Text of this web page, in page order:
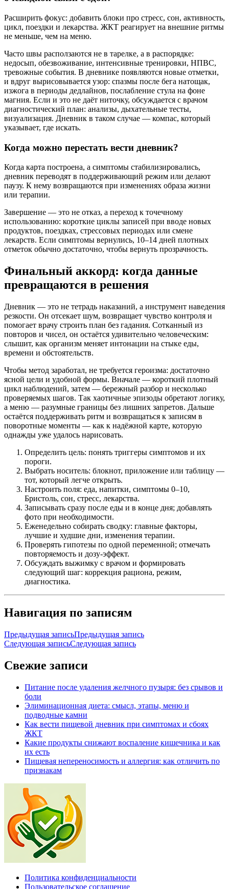
Расширить фокус: добавить блоки про стресс, сон, активность,
цикл, поездки и лекарства. ЖКТ реагирует на внешние ритмы
не меньше, чем на меню.
Часто швы расползаются не в тарелке, а в распорядке:
недосып, обезвоживание, интенсивные тренировки, НПВС,
тревожные события. В дневнике появляются новые отметки,
и вдруг вырисовывается узор: спазмы после бега натощак,
изжога в периоды дедлайнов, послабление стула на фоне
магния. Если и это не даёт ниточку, обсуждается с врачом
диагностический план: анализы, дыхательные тесты,
визуализация. Дневник в таком случае — компас, который
указывает, где искать.
Когда можно перестать вести дневник?
Когда карта построена, а симптомы стабилизировались,
дневник переводят в поддерживающий режим или делают
паузу. К нему возвращаются при изменениях образа жизни
или терапии.
Завершение — это не отказ, а переход к точечному
использованию: короткие циклы записей при вводе новых
продуктов, поездках, стрессовых периодах или смене
лекарств. Если симптомы вернулись, 10–14 дней плотных
отметок обычно достаточно, чтобы вернуть прозрачность.
Финальный аккорд: когда данные
превращаются в решения
Дневник — это не тетрадь наказаний, а инструмент наведения
резкости. Он отсекает шум, возвращает чувство контроля и
помогает врачу строить план без гадания. Сотканный из
повторов и чисел, он остаётся удивительно человеческим:
слышит, как организм меняет интонации на стыке еды,
времени и обстоятельств.
Чтобы метод заработал, не требуется героизма: достаточно
ясной цели и удобной формы. Вначале — короткий плотный
цикл наблюдений, затем — бережный разбор и несколько
проверяемых шагов. Так хаотичные эпизоды обретают логику,
а меню — разумные границы без лишних запретов. Дальше
остаётся поддерживать ритм и возвращаться к записям в
поворотные моменты — как к надёжной карте, которую
однажды уже удалось нарисовать.
Определить цель: понять триггеры симптомов и их
пороги.
Выбрать носитель: блокнот, приложение или таблицу —
тот, который легче открыть.
Настроить поля: еда, напитки, симптомы 0–10,
Бристоль, сон, стресс, лекарства.
Записывать сразу после еды и в конце дня; добавлять
фото при необходимости.
Еженедельно собирать сводку: главные факторы,
лучшие и худшие дни, изменения терапии.
Проверять гипотезы по одной переменной; отмечать
повторяемость и дозу-эффект.
Обсуждать выжимку с врачом и формировать
следующий шаг: коррекция рациона, режим,
диагностика.
Навигация по записям
Предыдущая записьПредыдущая запись
Следующая записьСледующая запись
Свежие записи
Питание после удаления желчного пузыря: без срывов и
боли
Элиминационная диета: смысл, этапы, меню и
подводные камни
Как вести пищевой дневник при симптомах и сбоях
ЖКТ
Какие продукты снижают воспаление кишечника и как
их есть
Пищевая непереносимость и аллергия: как отличить по
признакам
Политика конфиденциальности
Пользовательское соглашение